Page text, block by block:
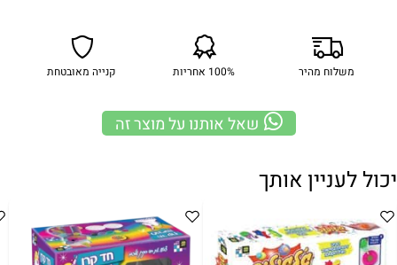
משלוח מהיר 100% אחריות קנייה מאובטחת
שאל אותנו על מוצר זה
יכול לעניין אותך